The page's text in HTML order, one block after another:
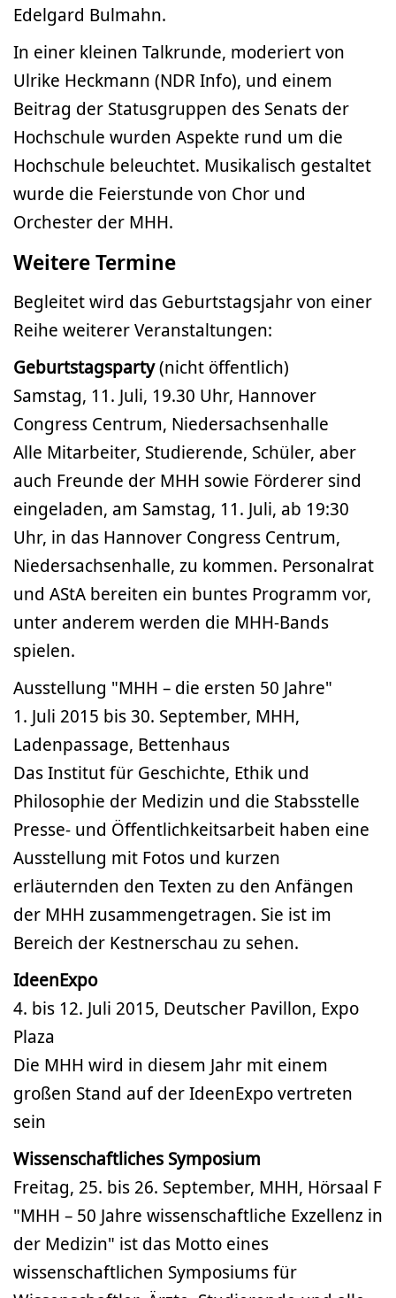
Edelgard Bulmahn.
In einer kleinen Talkrunde, moderiert von
Ulrike Heckmann (NDR Info), und einem
Beitrag der Statusgruppen des Senats der
Hochschule wurden Aspekte rund um die
Hochschule beleuchtet. Musikalisch gestaltet
wurde die Feierstunde von Chor und
Orchester der MHH.
Weitere Termine
Begleitet wird das Geburtstagsjahr von einer
Reihe weiterer Veranstaltungen:
Geburtstagsparty(nicht öffentlich)
Samstag, 11. Juli, 19.30 Uhr, Hannover
Congress Centrum, Niedersachsenhalle
Alle Mitarbeiter, Studierende, Schüler, aber
auch Freunde der MHH sowie Förderer sind
eingeladen, am Samstag, 11. Juli, ab 19:30
Uhr, in das Hannover Congress Centrum,
Niedersachsenhalle, zu kommen. Personalrat
und AStA bereiten ein buntes Programm vor,
unter anderem werden die MHH-Bands
spielen.
Ausstellung "MHH – die ersten 50 Jahre"
1. Juli 2015 bis 30. September, MHH,
Ladenpassage, Bettenhaus
Das Institut für Geschichte, Ethik und
Philosophie der Medizin und die Stabsstelle
Presse- und Öffentlichkeitsarbeit haben eine
Ausstellung mit Fotos und kurzen
erläuternden den Texten zu den Anfängen
der MHH zusammengetragen. Sie ist im
Bereich der Kestnerschau zu sehen.
IdeenExpo
4. bis 12. Juli 2015, Deutscher Pavillon, Expo
Plaza
Die MHH wird in diesem Jahr mit einem
großen Stand auf der IdeenExpo vertreten
sein
Wissenschaftliches Symposium
Freitag, 25. bis 26. September, MHH, Hörsaal F
"MHH – 50 Jahre wissenschaftliche Exzellenz in
der Medizin" ist das Motto eines
wissenschaftlichen Symposiums für